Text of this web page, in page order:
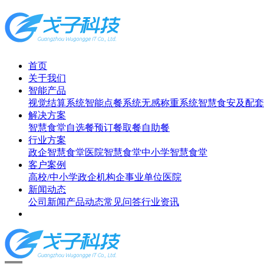
首页
关于我们
智能产品
视觉结算系统智能点餐系统无感称重系统智慧食安及配
解决方案
智慧食堂自选餐预订餐取餐自助餐
行业方案
政企智慧食堂医院智慧食堂中小学智慧食堂
客户案例
高校/中小学政企机构企事业单位医院
新闻动态
公司新闻产品动态常见问答行业资讯